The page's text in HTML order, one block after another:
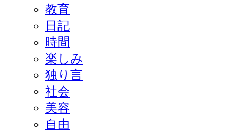
教育
日記
時間
楽しみ
独り言
社会
美容
自由